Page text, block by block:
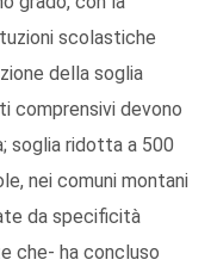
scolastiche
della soglia
comprensivi devono
soglia ridotta a 500
nei comuni montani
da specificità
che- ha concluso